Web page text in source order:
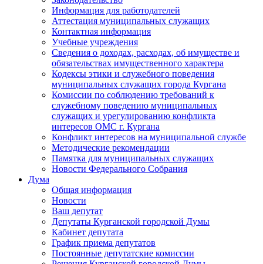
Информация для работодателей
Аттестация муниципальных служащих
Контактная информация
Учебные учреждения
Сведения о доходах, расходах, об имуществе и
обязательствах имущественного характера
Кодексы этики и служебного поведения
муниципальных служащих города Кургана
Комиссии по соблюдению требований к
служебному поведению муниципальных
служащих и урегулированию конфликта
интересов ОМС г. Кургана
Конфликт интересов на муниципальной службе
Методические рекомендации
Памятка для муниципальных служащих
Новости Федерального Cобрания
Дума
Общая информация
Новости
Ваш депутат
Депутаты Курганской городской Думы
Кабинет депутата
График приема депутатов
Постоянные депутатские комиссии